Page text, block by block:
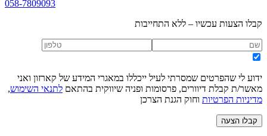
058-7809093
קבלו הצעות עכשיו – ללא התחייבות
ידוע לי שהפרטים שמסרתי לעיל ייכללו במאגרי המידע של קארזון ואני
מאשר/ת קבלת דיוורים, פרסומות ופניה שיווקית בהתאם לתנאי השימוש,
מדיניות הפרטיות וחוק הגנת הצרכן
קבלו הצעה